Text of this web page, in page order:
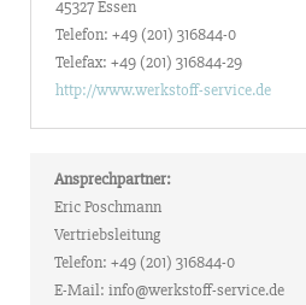
45327 Essen
Telefon: +49 (201) 316844-0
Telefax: +49 (201) 316844-29
http://www.werkstoff-service.de
Ansprechpartner:
Eric Poschmann
Vertriebsleitung
Telefon: +49 (201) 316844-0
E-Mail: info@werkstoff-service.de